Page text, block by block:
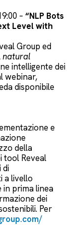
– “NLP Bots
Level with
Group ed
natural
intelligente dei
webinar,
disponibile
e
della
tool Reveal
di
a livello
in prima linea
dei
Per